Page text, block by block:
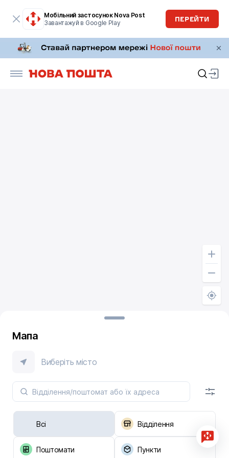
Мобільний застосунок Nova Post
Завантажуй в Google Play
ПЕРЕЙТИ
Мапа
Виберіть місто
Всі Відділення
Поштомати Пункти